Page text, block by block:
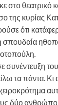
στο θεατρικό
της κυρίας
ότι
σπουδαία
συνέντευξη
τα πάντα. Κι
δύο